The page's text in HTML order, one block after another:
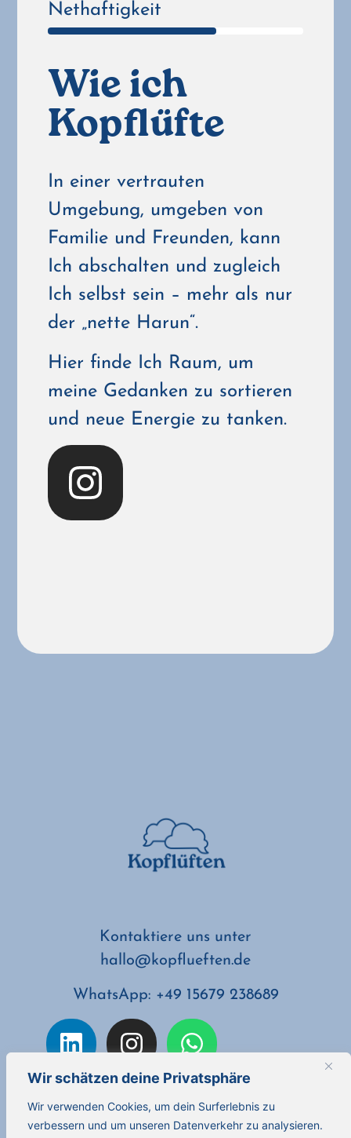
Wir schätzen deine Privatsphäre
Wir verwenden Cookies, um dein Surferlebnis zu
verbessern und um unseren Datenverkehr zu analysieren.
Nethaftigkeit
Wie ich
Kopflüfte
In einer vertrauten
Umgebung, umgeben von
Familie und Freunden, kann
Ich abschalten und zugleich
Ich selbst sein – mehr als nur
der „nette Harun“.
Hier finde Ich Raum, um
meine Gedanken zu sortieren
und neue Energie zu tanken.
Kontaktiere uns unter
hallo@kopflueften.de
WhatsApp: +49 15679 238689
Kopflüften